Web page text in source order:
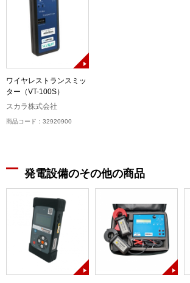
ワイヤレストランスミッ
ター（VT-100S）
スカラ株式会社
商品コード：32920900
発電設備のその他の商品